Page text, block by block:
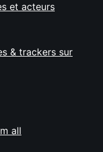
et acteurs
& trackers sur
all